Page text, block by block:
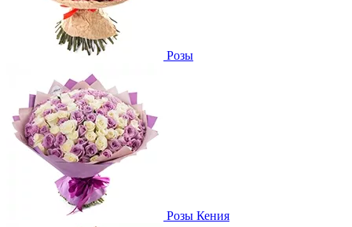
Розы
Розы Кения